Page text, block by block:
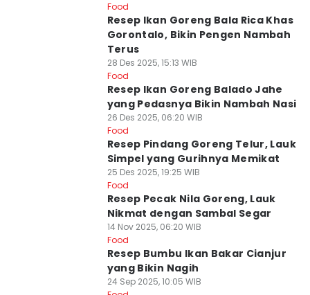
Food
Resep Ikan Goreng Bala Rica Khas
Gorontalo, Bikin Pengen Nambah
Terus
28 Des 2025, 15:13 WIB
Food
Resep Ikan Goreng Balado Jahe
yang Pedasnya Bikin Nambah Nasi
26 Des 2025, 06:20 WIB
Food
Resep Pindang Goreng Telur, Lauk
Simpel yang Gurihnya Memikat
25 Des 2025, 19:25 WIB
Food
Resep Pecak Nila Goreng, Lauk
Nikmat dengan Sambal Segar
14 Nov 2025, 06:20 WIB
Food
Resep Bumbu Ikan Bakar Cianjur
yang Bikin Nagih
24 Sep 2025, 10:05 WIB